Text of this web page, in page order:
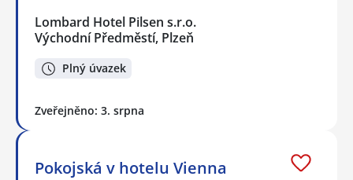
Lombard Hotel Pilsen s.r.o.
Východní Předměstí, Plzeň
Plný úvazek
Zveřejněno: 3. srpna
Pokojská v hotelu Vienna